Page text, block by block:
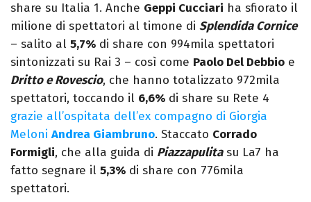
share su Italia 1. Anche Geppi Cucciari ha sfiorato il
milione di spettatori al timone di Splendida Cornice
– salito al 5,7% di share con 994mila spettatori
sintonizzati su Rai 3 – così come Paolo Del Debbio e
Dritto e Rovescio, che hanno totalizzato 972mila
spettatori, toccando il 6,6% di share su Rete 4
grazie all’ospitata dell’ex compagno di Giorgia
Meloni Andrea Giambruno. Staccato Corrado
Formigli, che alla guida di Piazzapulitasu La7 ha
fatto segnare il 5,3% di share con 776mila
spettatori.